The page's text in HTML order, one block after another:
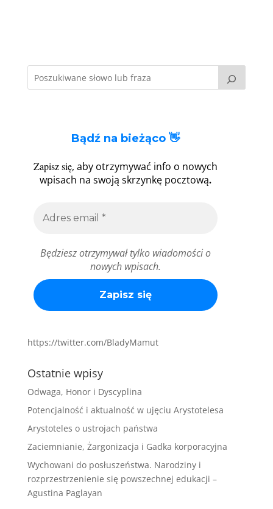
Bądź na bieżąco 👋
Zapisz się, aby otrzymywać info o nowych
wpisach na swoją skrzynkę pocztową.
Będziesz otrzymywał tylko wiadomości o
nowych wpisach.
https://twitter.com/BladyMamut
Ostatnie wpisy
Odwaga, Honor i Dyscyplina
Potencjalność i aktualność w ujęciu Arystotelesa
Arystoteles o ustrojach państwa
Zaciemnianie, Żargonizacja i Gadka korporacyjna
Wychowani do posłuszeństwa. Narodziny i
rozprzestrzenienie się powszechnej edukacji –
Agustina Paglayan